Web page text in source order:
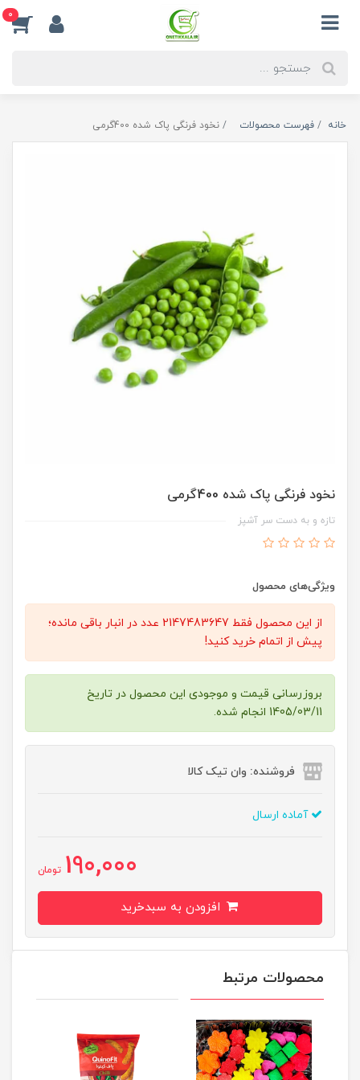
0
خانه فهرست محصولات نخود فرنگی پاک شده 400گرمی
نخود فرنگی پاک شده 400گرمی
تازه و به دست سر آشپز
ویژگی‌های محصول
از این محصول فقط 2147483647 عدد در انبار باقی مانده؛
پیش از اتمام خرید کنید!
بروزرسانی قیمت و موجودی این محصول در تاریخ
1405/03/11 انجام شده.
فروشنده: وان تیک کالا
آماده ارسال
190,000 تومان
محصولات مرتبط